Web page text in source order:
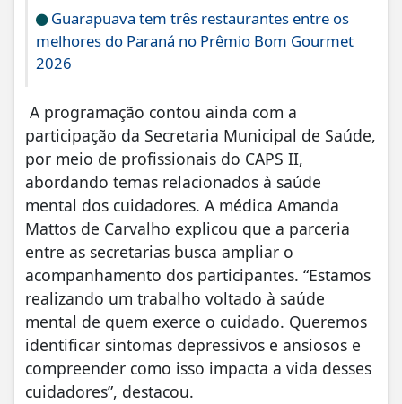
Guarapuava tem três restaurantes entre os
melhores do Paraná no Prêmio Bom Gourmet
2026
A programação contou ainda com a
participação da Secretaria Municipal de Saúde,
por meio de profissionais do CAPS II,
abordando temas relacionados à saúde
mental dos cuidadores. A médica Amanda
Mattos de Carvalho explicou que a parceria
entre as secretarias busca ampliar o
acompanhamento dos participantes. “Estamos
realizando um trabalho voltado à saúde
mental de quem exerce o cuidado. Queremos
identificar sintomas depressivos e ansiosos e
compreender como isso impacta a vida desses
cuidadores”, destacou.